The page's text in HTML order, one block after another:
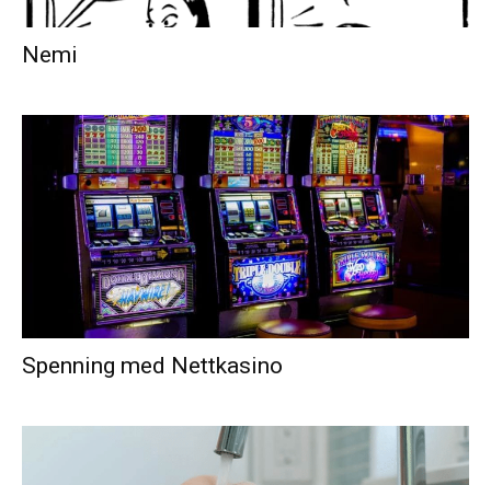
Nemi
Spenning med Nettkasino